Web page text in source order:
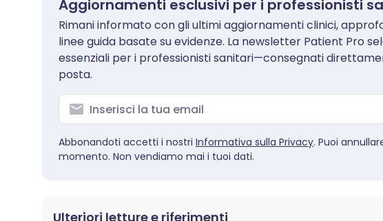
Aggiornamenti esclusivi per i professionisti
Rimani informato con gli ultimi aggiornamenti clinici,
linee guida basate su evidenze. La newsletter Patient Pro
essenziali per i professionisti sanitari—consegnati
posta.
Abbonandoti accetti i nostri Informativa sulla Privacy. Puoi
momento. Non vendiamo mai i tuoi dati.
Ulteriori letture e riferimenti